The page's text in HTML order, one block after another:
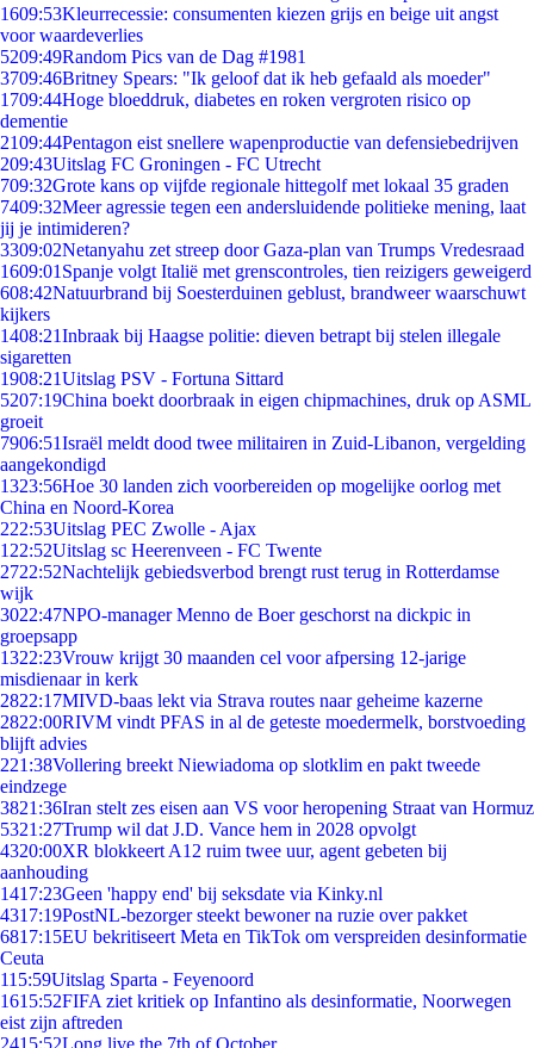
1609:53Kleurrecessie: consumenten kiezen grijs en beige uit angst
voor waardeverlies
5209:49Random Pics van de Dag #1981
3709:46Britney Spears: "Ik geloof dat ik heb gefaald als moeder"
1709:44Hoge bloeddruk, diabetes en roken vergroten risico op
dementie
2109:44Pentagon eist snellere wapenproductie van defensiebedrijven
209:43Uitslag FC Groningen - FC Utrecht
709:32Grote kans op vijfde regionale hittegolf met lokaal 35 graden
7409:32Meer agressie tegen een andersluidende politieke mening, laat
jij je intimideren?
3309:02Netanyahu zet streep door Gaza-plan van Trumps Vredesraad
1609:01 Spanje volgt Italië met grenscontroles, tien reizigers geweigerd
608:42Natuurbrand bij Soesterduinen geblust, brandweer waarschuwt
kijkers
1408:21Inbraak bij Haagse politie: dieven betrapt bij stelen illegale
sigaretten
1908:21Uitslag PSV - Fortuna Sittard
5207:19China boekt doorbraak in eigen chipmachines, druk op ASML
groeit
7906:51Israël meldt dood twee militairen in Zuid-Libanon, vergelding
aangekondigd
1323:56Hoe 30 landen zich voorbereiden op mogelijke oorlog met
China en Noord-Korea
222:53Uitslag PEC Zwolle - Ajax
1 22:52Uitslag sc Heerenveen - FC Twente
2722:52Nachtelijk gebiedsverbod brengt rust terug in Rotterdamse
wijk
3022:47NPO-manager Menno de Boer geschorst na dickpic in
groepsapp
1322:23Vrouw krijgt 30 maanden cel voor afpersing 12-jarige
misdienaar in kerk
2822:17MIVD-baas lekt via Strava routes naar geheime kazerne
2822:00RIVM vindt PFAS in al de geteste moedermelk, borstvoeding
blijft advies
221:38Vollering breekt Niewiadoma op slotklim en pakt tweede
eindzege
3821:36Iran stelt zes eisen aan VS voor heropening Straat van Hormuz
5321:27Trump wil dat J.D. Vance hem in 2028 opvolgt
4320:00XR blokkeert A12 ruim twee uur, agent gebeten bij
aanhouding
1417:23Geen 'happy end' bij seksdate via Kinky.nl
4317:19PostNL-bezorger steekt bewoner na ruzie over pakket
6817:15EU bekritiseert Meta en TikTok om verspreiden desinformatie
Ceuta
115:59Uitslag Sparta - Feyenoord
1615:52FIFA ziet kritiek op Infantino als desinformatie, Noorwegen
eist zijn aftreden
2415:52Long live the 7th of October